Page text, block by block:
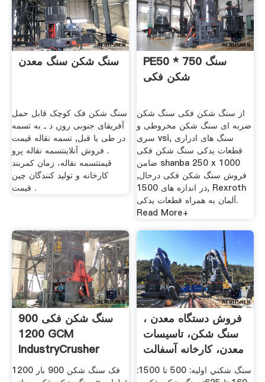
سنگ شکن سنگ معدن
سنگ شکن فک کوچک قابل حمل
آفریقای جنوبی روز, د ـ به تسمه
در طی یا قبل, تسمه نقاله قیمت
. فروش آنلاینتسمه نقاله پرو
قیمتتسمه نقاله، زمان کمربند
کارخانه و تولید کنندگان چین
قیمت .
PE50 * 750 سنگ
شکن فکی
از سنگ شکن فکی سنگ شکن
ضربه ای سنگ شکن مخروطی و
سری vsi, سنگ های ادراری
قطعات یدکی سنگ شکن فکی
ضامن shanba 250 x 1000
فروش سنگ شکن فکی درحال,
در اندازه های 1500, Rexroth
آلمان به همراه قطعات یدکی.
Read More+
900 سنگ شکن فکی
1200 GCM
IndustryCrusher
فک سنگ شکن 900 بار 1200
فروش دستگاه معدن ،
سنگ شکن، تاسیسات
معدن، کارخانه آسفالت
... سنگ شکني اوليه: 500 تا 1500: